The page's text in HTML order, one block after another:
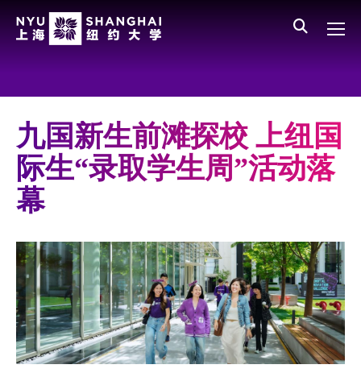
All NYU
学校领导
师资队伍
新闻与媒体报道
人物
聚焦
媒体视点
视频
九国新生前滩探校 上纽国
际生“录取学生周”活动落
幕